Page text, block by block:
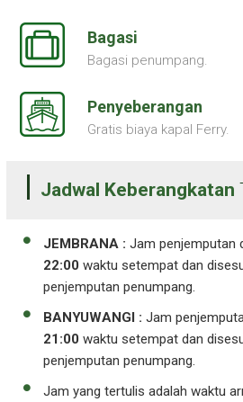
Bagasi
Bagasi penumpang.
Penyeberangan
Gratis biaya kapal Ferry.
Jadwal Keberangkatan
JEMBRANA : Jam penjemputan
22:00 waktu setempat dan
penjemputan penumpang.
BANYUWANGI : Jam
21:00 waktu setempat dan
penjemputan penumpang.
Jam yang tertulis adalah waktu